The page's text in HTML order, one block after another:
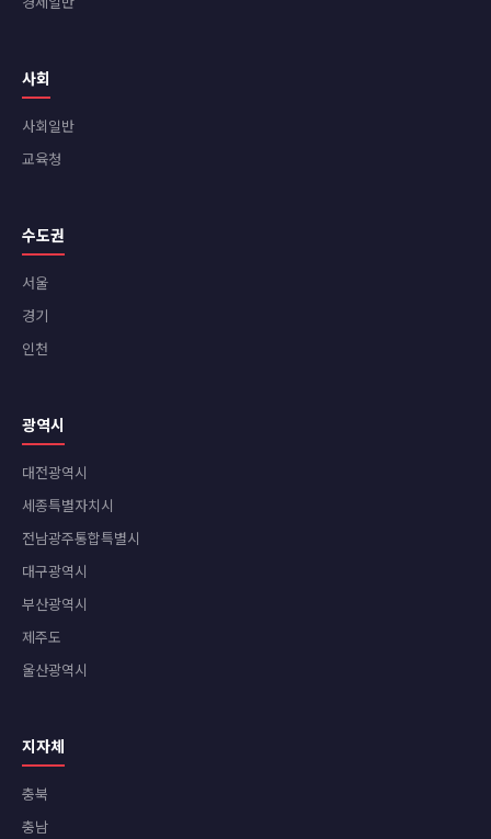
사회
사회일반
교육청
수도권
서울
경기
인천
광역시
대전광역시
세종특별자치시
전남광주통합특별시
대구광역시
부산광역시
제주도
울산광역시
지자체
충북
충남